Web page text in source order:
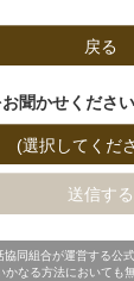
戻る
聞かせください
(選択してくだ
送信する
同組合が運営する公
なる方法においても